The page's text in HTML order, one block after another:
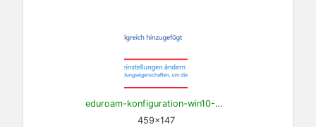
eduroam-konfiguration-win10-5.png
459×147